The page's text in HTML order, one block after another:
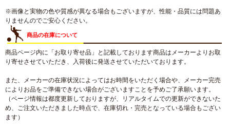
※画像と実物の色や質感が異なる場合もございますが、性能・品質には問題あ
りませんのでご安心ください。
商品の在庫について
商品ページ内に「お取り寄せ品」と記載しております商品はメーカーよりお取
り寄せさせていただき、入荷後に発送させていただいております。
また、メーカーの在庫状況によってはお時間をいただく場合や、メーカー完売
によりお品をご準備できない場合がございますことを予めご了承願います。
（ページ情報は都度更新しておりますが、リアルタイムでの更新ができないた
め、ご注文いただきました時点で、在庫切れ・完売となっている場合もござい
ます）